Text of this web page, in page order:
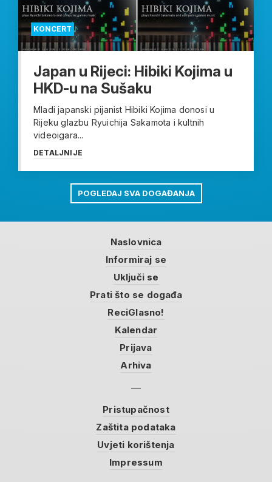
KONCERT
Japan u Rijeci: Hibiki Kojima u
HKD-u na Sušaku
Mladi japanski pijanist Hibiki Kojima donosi u
Rijeku glazbu Ryuichija Sakamota i kultnih
videoigara...
DETALJNIJE
POGLEDAJ SVA DOGAĐANJA
Naslovnica
Informiraj se
Uključi se
Prati što se događa
ReciGlasno!
Kalendar
Prijava
Arhiva
Pristupačnost
Zaštita podataka
Uvjeti korištenja
Impressum